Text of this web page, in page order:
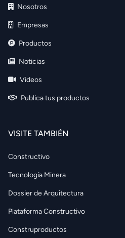
Nosotros
Empresas
Productos
Noticias
Videos
Publica tus productos
VISITE TAMBIÉN
Constructivo
Tecnología Minera
Dossier de Arquitectura
Plataforma Constructivo
Construproductos